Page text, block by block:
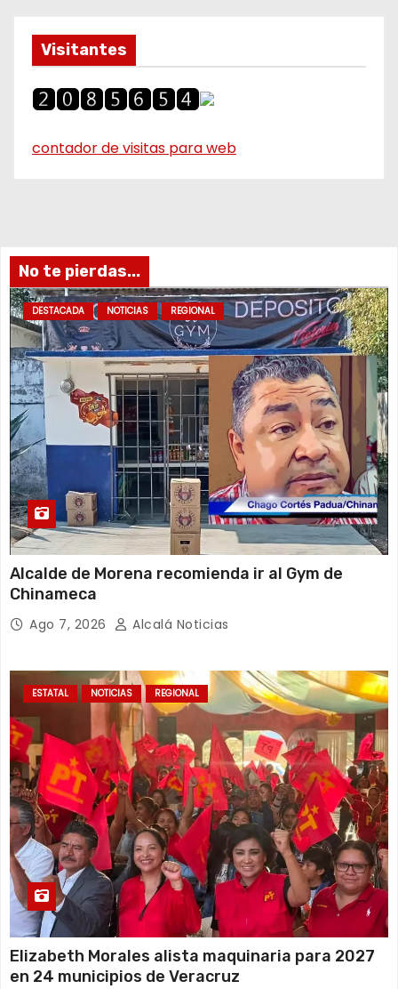
Visitantes
contador de visitas para web
No te pierdas...
DESTACADA NOTICIAS REGIONAL
Alcalde de Morena recomienda ir al Gym de
Chinameca
Ago 7, 2026 Alcalá Noticias
ESTATAL NOTICIAS REGIONAL
Elizabeth Morales alista maquinaria para 2027
en 24 municipios de Veracruz